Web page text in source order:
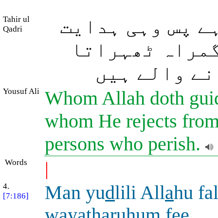
Tahir ul
Qadri
پس وہی ہدایت
ٹھہراتا
والے ہیں
Yousuf Ali Whom Allah doth
whom He rejects
persons who perish.
Words |
4.
[7:186]
Man yudlili Allahu fal